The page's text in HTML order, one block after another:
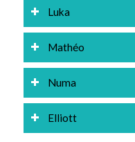
Luka
Mathéo
Numa
Elliott